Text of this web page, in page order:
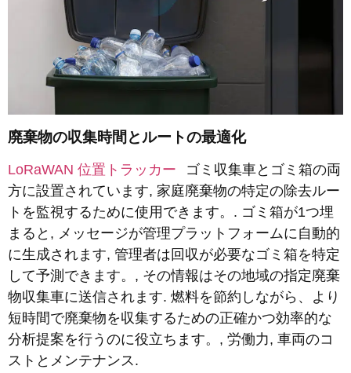
廃棄物の収集時間とルートの最適化
LoRaWAN 位置トラッカー
ゴミ収集車とゴミ箱の両
方に設置されています, 家庭廃棄物の特定の除去ルー
トを監視するために使用できます。. ゴミ箱が1つ埋
まると, メッセージが管理プラットフォームに自動的
に生成されます, 管理者は回収が必要なゴミ箱を特定
して予測できます。, その情報はその地域の指定廃棄
物収集車に送信されます. 燃料を節約しながら、より
短時間で廃棄物を収集するための正確かつ効率的な
分析提案を行うのに役立ちます。, 労働力, 車両のコ
ストとメンテナンス.